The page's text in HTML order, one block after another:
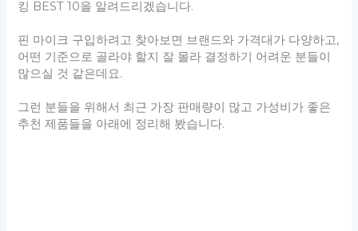
킹 BEST 10을 알려드리겠습니다.
핀 마이크 구입하려고 찾아보면 브랜드와 가격대가 다양하고,
어떤 기준으로 골라야 할지 잘 몰라 결정하기 어려운 분들이
많으실 것 같은데요.
그런 분들을 위해서 최근 가장 판매량이 많고 가성비가 좋은
추천 제품들을 아래에 정리해 봤습니다.